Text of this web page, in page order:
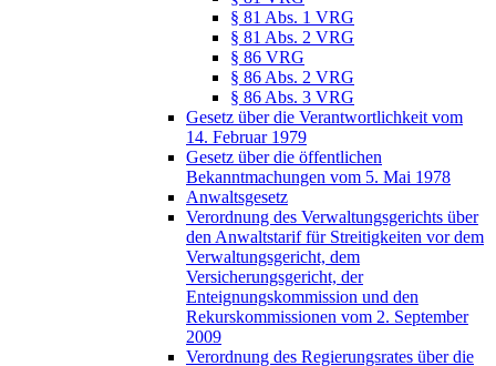
§ 81 Abs. 1 VRG
§ 81 Abs. 2 VRG
§ 86 VRG
§ 86 Abs. 2 VRG
§ 86 Abs. 3 VRG
Gesetz über die Verantwortlichkeit vom
14. Februar 1979
Gesetz über die öffentlichen
Bekanntmachungen vom 5. Mai 1978
Anwaltsgesetz
Verordnung des Verwaltungsgerichts über
den Anwaltstarif für Streitigkeiten vor dem
Verwaltungsgericht, dem
Versicherungsgericht, der
Enteignungskommission und den
Rekurskommissionen vom 2. September
2009
Verordnung des Regierungsrates über die